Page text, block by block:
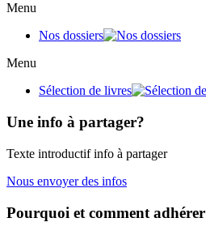
Menu
Nos dossiers
Menu
Sélection de livres
Une info à partager?
Texte introductif info à partager
Nous envoyer des infos
Pourquoi et comment adhérer